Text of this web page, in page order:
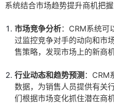
系统结合市场趋势提升商机把握
市场竞争分析：CRM系统可
过监控竞争对手的动向和市
售策略，发现市场上的新商机
行业动态和趋势预测 ：CRM
数据，为销售人员提供有关
们根据市场变化抓住潜在商机